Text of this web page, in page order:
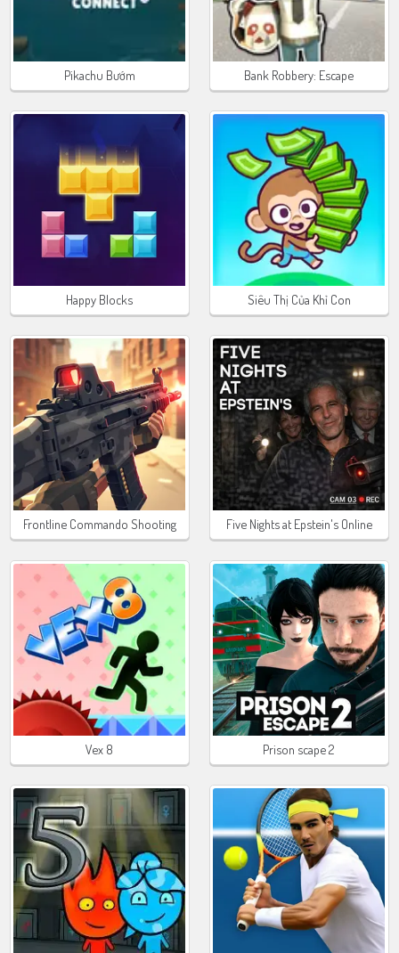
Pikachu Bướm Bank Robbery: Escape
Happy Blocks Siêu Thị Của Khỉ Con
Frontline Commando Shooting Five Nights at Epstein's Online
Vex 8 Prison scape 2